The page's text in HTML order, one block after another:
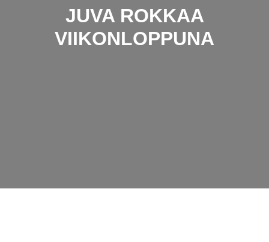
JUVA ROKKAA
VIIKONLOPPUNA